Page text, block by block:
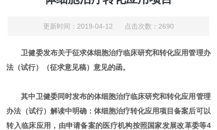
更新时间：2019-04-12 点击次数：2690
卫健委发布关于征求体细胞治疗临床研究和转化应用管理办
法（试行）（征求意见稿）意见的函。
其中卫健委同时发布的体细胞治疗临床研究和转化应用管理
办法（试行）解读中明确：体细胞治疗转化应用项目备案后可以
转入临床应用，由申请备案的医疗机构按照国家发展改革委等4